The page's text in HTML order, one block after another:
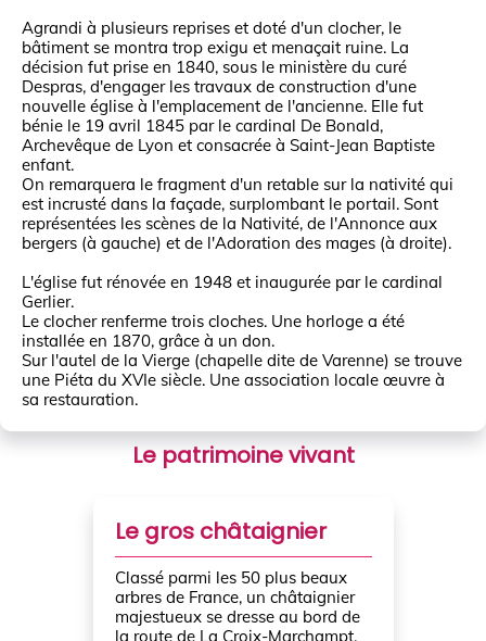
Agrandi à plusieurs reprises et doté d'un clocher, le
bâtiment se montra trop exigu et menaçait ruine. La
décision fut prise en 1840, sous le ministère du curé
Despras, d'engager les travaux de construction d'une
nouvelle église à l'emplacement de l'ancienne. Elle fut
bénie le 19 avril 1845 par le cardinal De Bonald,
Archevêque de Lyon et consacrée à Saint-Jean Baptiste
enfant.
On remarquera le fragment d'un retable sur la nativité qui
est incrusté dans la façade, surplombant le portail. Sont
représentées les scènes de la Nativité, de l'Annonce aux
bergers (à gauche) et de l'Adoration des mages (à droite).
L'église fut rénovée en 1948 et inaugurée par le cardinal
Gerlier.
Le clocher renferme trois cloches. Une horloge a été
installée en 1870, grâce à un don.
Sur l'autel de la Vierge (chapelle dite de Varenne) se trouve
une Piéta du XVIe siècle. Une association locale œuvre à
sa restauration.
Le patrimoine vivant
Le gros châtaignier
Classé parmi les 50 plus beaux
arbres de France, un châtaignier
majestueux se dresse au bord de
la route de La Croix-Marchampt.